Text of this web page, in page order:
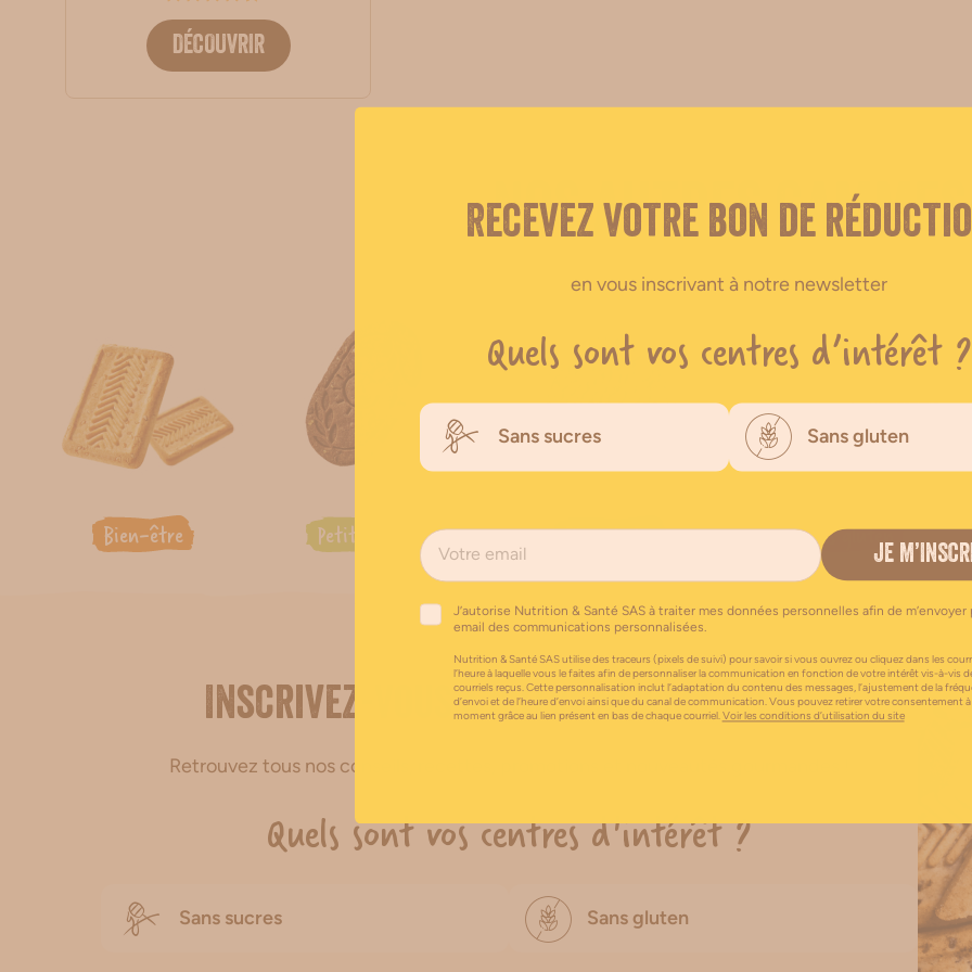
DÉCOUVRIR
Nos autres gammes
Bien-être Petit-déjeuner Biscuits Bio Sans gluten
Inscrivez-vous à notre newsletter !
Retrouvez tous nos conseils, recettes, promotions et nouveautés gourmandes !
Quels sont vos centres d'intérêt ?
Sans sucres Sans gluten
Recevez votre bon de
en vous inscrivant à notre newsletter
Quels sont vos centres d’intérêt ?
Sans sucres Sans gluten
JE
J’autorise Nutrition & Santé SAS à traiter mes données personnelles afin de m’envoyer
email des communications personnalisées.
Nutrition & Santé SAS utilise des traceurs (pixels de suivi) pour savoir si vous ouvrez ou cliquez dans les
l’heure à laquelle vous le faites afin de personnaliser la communication en fonction de votre intérêt vis-à-vis
courriels reçus. Cette personnalisation inclut l’adaptation du contenu des messages, l’ajustement de la
d’envoi et de l’heure d’envoi ainsi que du canal de communication. Vous pouvez retirer votre consentement
moment grâce au lien présent en bas de chaque courriel.Voir les conditions d’utilisation du site